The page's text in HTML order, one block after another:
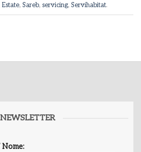
Estate, Sareb, servicing, Servihabitat.
NEWSLETTER